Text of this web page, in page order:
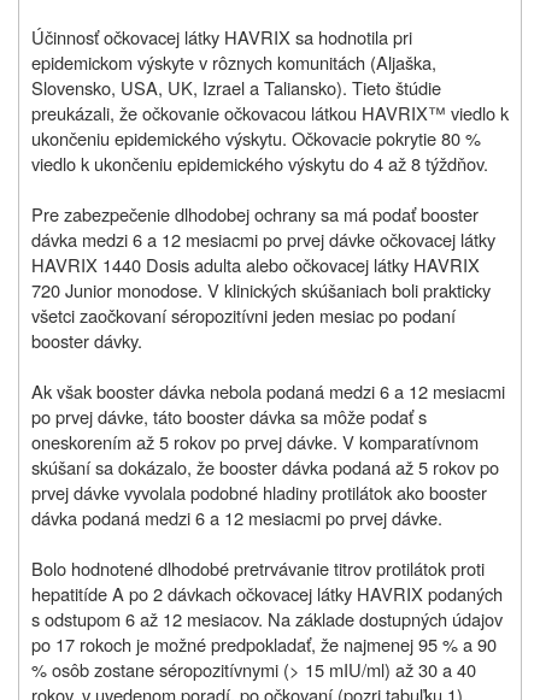
Účinnosť očkovacej látky HAVRIX sa hodnotila pri
epidemickom výskyte v rôznych komunitách (Aljaška,
Slovensko, USA, UK, Izrael a Taliansko). Tieto štúdie
preukázali, že očkovanie očkovacou látkou HAVRIX™ viedlo k
ukončeniu epidemického výskytu. Očkovacie pokrytie 80 %
viedlo k ukončeniu epidemického výskytu do 4 až 8 týždňov.
Pre zabezpečenie dlhodobej ochrany sa má podať booster
dávka medzi 6 a 12 mesiacmi po prvej dávke očkovacej látky
HAVRIX 1440 Dosis adulta alebo očkovacej látky HAVRIX
720 Junior monodose. V klinických skúšaniach boli prakticky
všetci zaočkovaní séropozitívni jeden mesiac po podaní
booster dávky.
Ak však booster dávka nebola podaná medzi 6 a 12 mesiacmi
po prvej dávke, táto booster dávka sa môže podať s
oneskorením až 5 rokov po prvej dávke. V komparatívnom
skúšaní sa dokázalo, že booster dávka podaná až 5 rokov po
prvej dávke vyvolala podobné hladiny protilátok ako booster
dávka podaná medzi 6 a 12 mesiacmi po prvej dávke.
Bolo hodnotené dlhodobé pretrvávanie titrov protilátok proti
hepatitíde A po 2 dávkach očkovacej látky HAVRIX podaných
s odstupom 6 až 12 mesiacov. Na základe dostupných údajov
po 17 rokoch je možné predpokladať, že najmenej 95 % a 90
% osôb zostane séropozitívnymi (> 15 mIU/ml) až 30 a 40
rokov, v uvedenom poradí, po očkovaní (pozri tabuľku 1).